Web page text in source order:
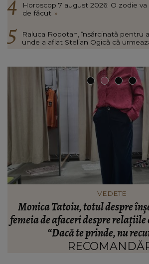
Horoscop 7 august 2026: O zodie
de făcut »
Raluca Ropotan, însărcinată pentru
unde a aflat Stelian Ogică că urmează
VEDETE
Adrian Ropotan, șoc după
săptămână. După accidentul
familia i-a dat vestea
lui: “Destul de